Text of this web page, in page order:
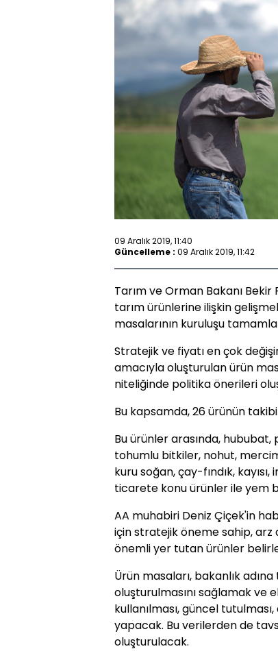
09 Aralık 2019, 11:40
Güncelleme : 09 Aralık 2019, 11:42
Tarım ve Orman Bakanı
tarım ürünlerine ilişkin
masalarının kuruluşu
Stratejik ve fiyatı en çok
amacıyla oluşturulan ürün
niteliğinde politika önerileri
Bu kapsamda, 26 ürünün
Bu ürünler arasında, hububat,
tohumlu bitkiler, nohut,
kuru soğan, çay-fındık,
ticarete konu ürünler ile yem
AA muhabiri Deniz Çiçek'in
için stratejik öneme sahip, arz
önemli yer tutan ürünler
Ürün masaları, bakanlık
oluşturulmasını sağlamak
kullanılması, güncel
yapacak. Bu verilerden de
oluşturulacak.